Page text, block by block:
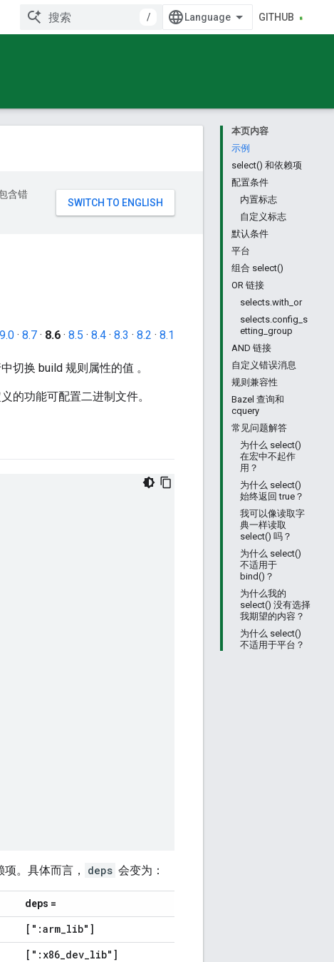
/ GITHUB
本页内容
示例
select() 和依赖项
配置条件
内置标志
自定义标志
默认条件
平台
组合 select()
OR 链接
selects.with_or
selects.config_s
etting_group
AND 链接
自定义错误消息
规则兼容性
Bazel 查询和
cquery
常见问题解答
为什么 select()
在宏中不起作
用？
为什么 select()
始终返回 true？
我可以像读取字
典一样读取
select() 吗？
为什么 select()
不适用于
bind()？
为什么我的
select() 没有选择
我期望的内容？
为什么 select()
不适用于平台？
含错
9.0 · 8.7 · 8.6 · 8.5 · 8.4 · 8.3 · 8.2 · 8.1
切换 build 规则属性的值 。
的功能可配置二进制文件。
。具体而言， deps 会变为：
deps =
[":arm_lib"]
[":x86_dev_lib"]